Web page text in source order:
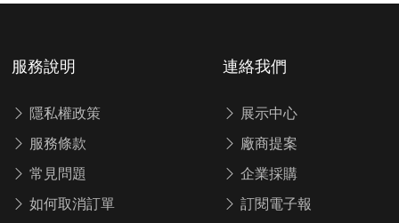
服務說明
隱私權政策
服務條款
常見問題
如何取消訂單
連絡我們
展示中心
廠商提案
企業採購
訂閱電子報